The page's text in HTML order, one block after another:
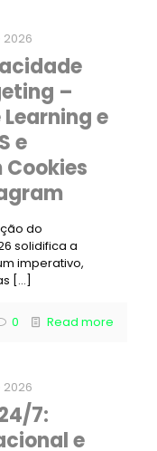
–
e
e
Cookies
do
solidifica a
imperativo,
[…]
0 Read more
7:
e